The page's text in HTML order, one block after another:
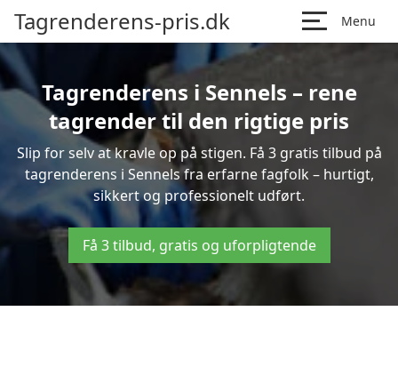
Tagrenderens-pris.dk Menu
Tagrenderens i Sennels – rene
tagrender til den rigtige pris
Slip for selv at kravle op på stigen. Få 3 gratis tilbud på
tagrenderens i Sennels fra erfarne fagfolk – hurtigt,
sikkert og professionelt udført.
Få 3 tilbud, gratis og uforpligtende